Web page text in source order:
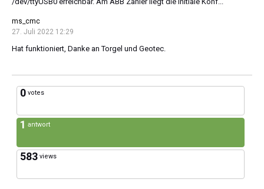
ms_cmc
27. Juli 2022 12:29
Hat funktioniert, Danke an Torgel und Geotec.
0 votes
1 antwort
583 views